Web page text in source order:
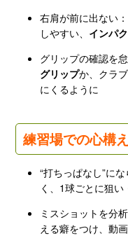
右肩が前に出ない
しやすい、 インパ
グリップの確認を
グリップか、クラ
にくるように
練習場での心構え
“打ちっぱなし”に
く、1球ごとに狙
ミスショットを分
える癖をつけ、動